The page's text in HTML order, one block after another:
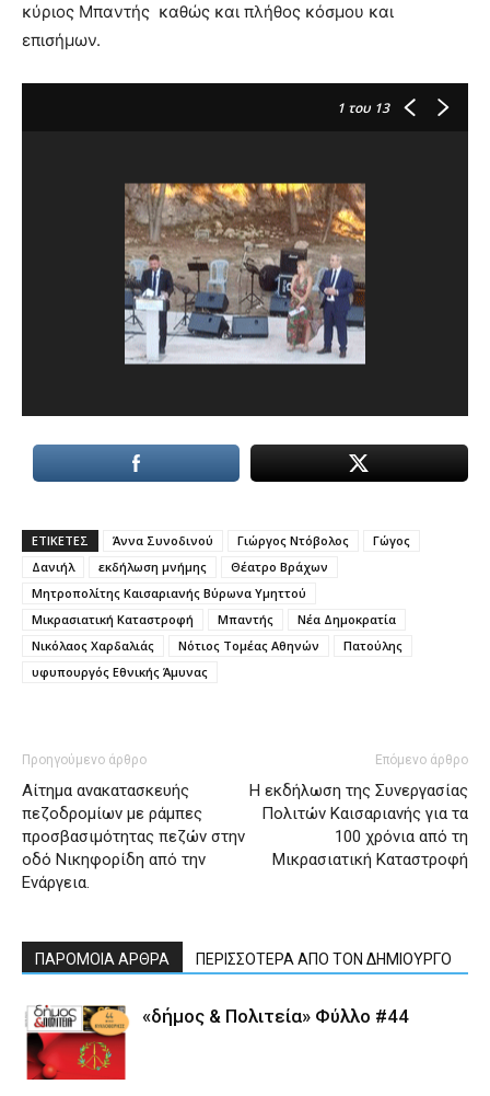
κύριος Μπαντής καθώς και πλήθος κόσμου και
επισήμων.
1 του 13
ΕΤΙΚΕΤΕΣ Άννα Συνοδινού Γιώργος Ντόβολος
Γώγος
Δανιήλ
εκδήλωση μνήμης
Θέατρο Βράχων
Μητροπολίτης Καισαριανής Βύρωνα Υμηττού
Μικρασιατική Καταστροφή
Μπαντής
Νέα Δημοκρατία
Νικόλαος Χαρδαλιάς
Νότιος Τομέας Αθηνών
Πατούλης
υφυπουργός Εθνικής Άμυνας
Προηγούμενο άρθρο
Αίτημα ανακατασκευής
πεζοδρομίων με ράμπες
προσβασιμότητας πεζών στην
οδό Νικηφορίδη από την
Ενάργεια.
Επόμενο άρθρο
Η εκδήλωση της Συνεργασίας
Πολιτών Καισαριανής για τα
100 χρόνια από τη
Μικρασιατική Καταστροφή
ΠΑΡΟΜΟΙΑ ΑΡΘΡΑ ΠΕΡΙΣΣΟΤΕΡΑ ΑΠΟ ΤΟΝ ΔΗΜΙΟΥΡΓΟ
«δήμος & Πολιτεία» Φύλλο #44